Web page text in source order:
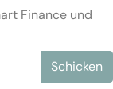
Finance und
Schicken